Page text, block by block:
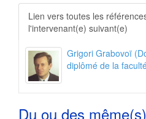
Lien vers toutes les
l'intervenant(e) suivant(e)
Grigori Grabovoï
diplômé de la
Du ou des